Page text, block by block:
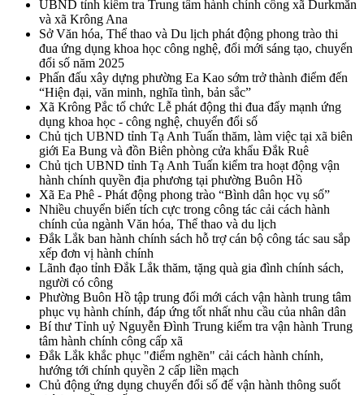
UBND tỉnh kiểm tra Trung tâm hành chính công xã Durkmăn
và xã Krông Ana
Sở Văn hóa, Thể thao và Du lịch phát động phong trào thi
đua ứng dụng khoa học công nghệ, đổi mới sáng tạo, chuyển
đổi số năm 2025
Phấn đấu xây dựng phường Ea Kao sớm trở thành điểm đến
“Hiện đại, văn minh, nghĩa tình, bản sắc”
Xã Krông Pắc tổ chức Lễ phát động thi đua đẩy mạnh ứng
dụng khoa học - công nghệ, chuyển đổi số
Chủ tịch UBND tỉnh Tạ Anh Tuấn thăm, làm việc tại xã biên
giới Ea Bung và đồn Biên phòng cửa khẩu Đắk Ruê
Chủ tịch UBND tỉnh Tạ Anh Tuấn kiểm tra hoạt động vận
hành chính quyền địa phương tại phường Buôn Hồ
Xã Ea Phê - Phát động phong trào “Bình dân học vụ số”
Nhiều chuyển biến tích cực trong công tác cải cách hành
chính của ngành Văn hóa, Thể thao và du lịch
Đắk Lắk ban hành chính sách hỗ trợ cán bộ công tác sau sắp
xếp đơn vị hành chính
Lãnh đạo tỉnh Đắk Lắk thăm, tặng quà gia đình chính sách,
người có công
Phường Buôn Hồ tập trung đổi mới cách vận hành trung tâm
phục vụ hành chính, đáp ứng tốt nhất nhu cầu của nhân dân
Bí thư Tỉnh uỷ Nguyễn Đình Trung kiểm tra vận hành Trung
tâm hành chính công cấp xã
Đắk Lắk khắc phục "điểm nghẽn" cải cách hành chính,
hướng tới chính quyền 2 cấp liền mạch
Chủ động ứng dụng chuyển đổi số để vận hành thông suốt